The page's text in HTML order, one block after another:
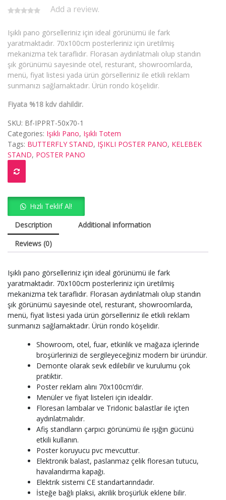
Add a review.
Işıklı pano görselleriniz için ideal görünümü ile fark
yaratmaktadır. 70x100cm posterleriniz için üretilmiş
mekanizma tek taraflıdır. Florasan aydınlatmalı olup standın
şık görünümü sayesinde otel, resturant, showroomlarda,
menü, fiyat listesi yada ürün görselleriniz ile etkili reklam
sunmanızı sağlamaktadır. Ürün rondo köşelidir.
Fiyata %18 kdv dahildir.
SKU: Bf-IPPRT-50x70-1
Categories: Işıklı Pano, Işıklı Totem
Tags: BUTTERFLY STAND, IŞIKLI POSTER PANO, KELEBEK
STAND, POSTER PANO
Hızlı Teklif Al!
Description
Additional information
Reviews (0)
Işıklı pano görselleriniz için ideal görünümü ile fark
yaratmaktadır. 70x100cm posterleriniz için üretilmiş
mekanizma tek taraflıdır. Florasan aydınlatmalı olup standın
şık görünümü sayesinde otel, resturant, showroomlarda,
menü, fiyat listesi yada ürün görselleriniz ile etkili reklam
sunmanızı sağlamaktadır. Ürün rondo köşelidir.
Showroom, otel, fuar, etkinlik ve mağaza içlerinde
broşürlerinizi de sergileyeceğiniz modern bir üründür.
Demonte olarak sevk edilebilir ve kurulumu çok
pratiktir.
Poster reklam alını 70x100cm’dir.
Menüler ve fiyat listeleri için idealdir.
Floresan lambalar ve Tridonic balastlar ile içten
aydınlatmalıdır.
Afiş standların çarpıcı görünümü ile ışığın gücünü
etkili kullanın.
Poster koruyucu pvc mevcuttur.
Elektronik balast, paslanmaz çelik floresan tutucu,
havalandırma kapağı.
Elektrik sistemi CE standartarındadır.
İsteğe bağlı plaksi, akrilik broşürlük eklene bilir.